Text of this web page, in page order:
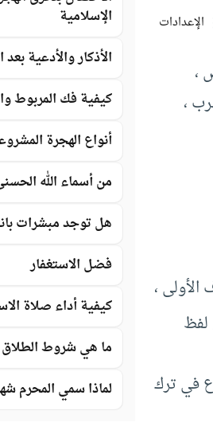
الإعدادات
،
،
‏،‏
في ترك
الإسلامية
الأذكار والأدعية
كيفية فك المربوط
أنواع الهجرة
من أسماء الله
هل توجد مبشرات
فضل الاستغفار
كيفية أداء صلاة
ما هي شروط الطلاق
لماذا سمي المحرم